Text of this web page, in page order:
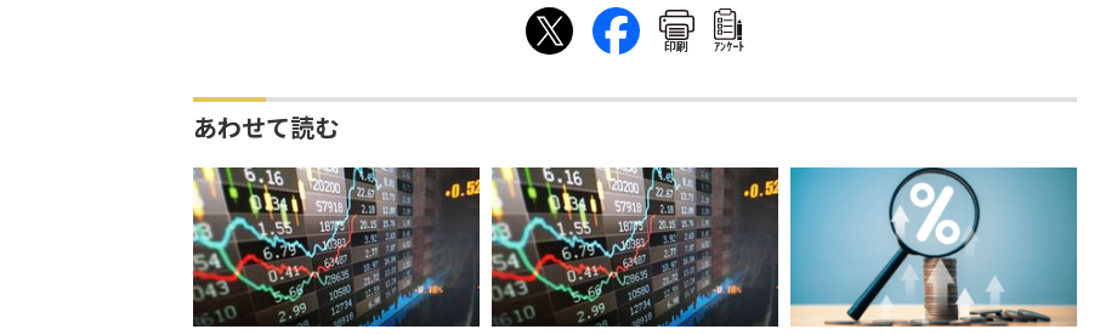
印刷 ｱﾝｹｰﾄ
あわせて読む